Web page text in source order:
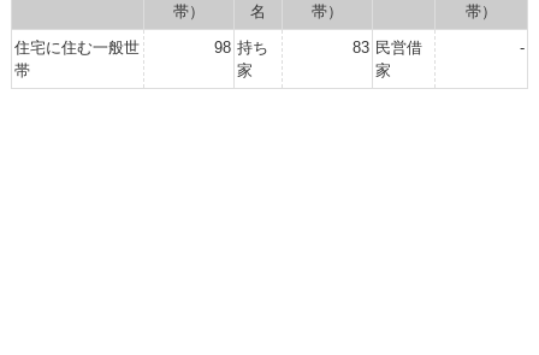
帯）
名
帯）
帯）
住宅に住む一般世
帯
98 持ち
家
83 民営借
家
-